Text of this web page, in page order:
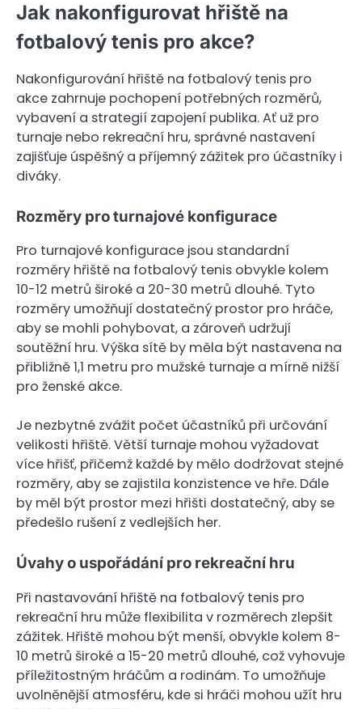
Jak nakonfigurovat hřiště na
fotbalový tenis pro akce?
Nakonfigurování hřiště na fotbalový tenis pro
akce zahrnuje pochopení potřebných rozměrů,
vybavení a strategií zapojení publika. Ať už pro
turnaje nebo rekreační hru, správné nastavení
zajišťuje úspěšný a příjemný zážitek pro účastníky i
diváky.
Rozměry pro turnajové konfigurace
Pro turnajové konfigurace jsou standardní
rozměry hřiště na fotbalový tenis obvykle kolem
10-12 metrů široké a 20-30 metrů dlouhé. Tyto
rozměry umožňují dostatečný prostor pro hráče,
aby se mohli pohybovat, a zároveň udržují
soutěžní hru. Výška sítě by měla být nastavena na
přibližně 1,1 metru pro mužské turnaje a mírně nižší
pro ženské akce.
Je nezbytné zvážit počet účastníků při určování
velikosti hřiště. Větší turnaje mohou vyžadovat
více hřišť, přičemž každé by mělo dodržovat stejné
rozměry, aby se zajistila konzistence ve hře. Dále
by měl být prostor mezi hřišti dostatečný, aby se
předešlo rušení z vedlejších her.
Úvahy o uspořádání pro rekreační hru
Při nastavování hřiště na fotbalový tenis pro
rekreační hru může flexibilita v rozměrech zlepšit
zážitek. Hřiště mohou být menší, obvykle kolem 8-
10 metrů široké a 15-20 metrů dlouhé, což vyhovuje
příležitostným hráčům a rodinám. To umožňuje
uvolněnější atmosféru, kde si hráči mohou užít hru